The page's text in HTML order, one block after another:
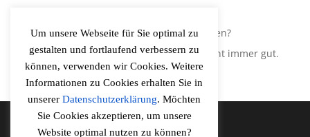
Leidest Du an Hypokapnie, ohne es zu wissen?
Der Körper regelt Sauerstoffversorgung nicht immer gut.
Um unsere Webseite für Sie optimal zu
gestalten und fortlaufend verbessern zu
können, verwenden wir Cookies. Weitere
Informationen zu Cookies erhalten Sie in
unserer Datenschutzerklärung. Möchten
Sie Cookies akzeptieren, um unsere
Website optimal nutzen zu können?